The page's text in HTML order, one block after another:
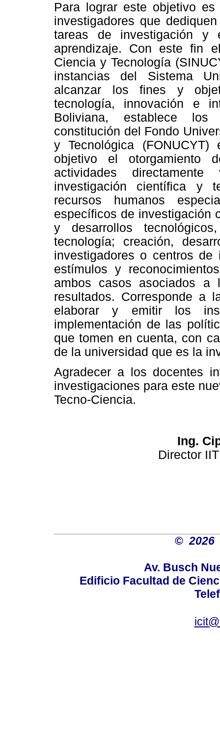
Para lograr este objetivo
investigadores que
tareas de investigación y
aprendizaje. Con este fin
Ciencia y Tecnología
instancias del Sistema
alcanzar los fines y
tecnología, innovación e
Boliviana, establece
constitución del Fondo
y Tecnológica
objetivo el otorgamiento
actividades
investigación científica y
recursos humanos
específicos de investigación
y desarrollos
tecnología; creación,
investigadores o centros
estímulos y
ambos casos asociados
resultados. Corresponde a
elaborar y emitir los
implementación de las
que tomen en cuenta, con
de la universidad que es la
Agradecer a los docentes
investigaciones para este
Tecno-Ciencia.
Ing.
Director
©2026
Av. Busch
Edificio Facultad de